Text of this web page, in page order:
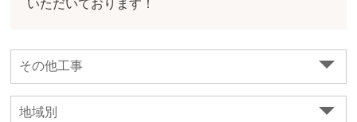
いただいております！